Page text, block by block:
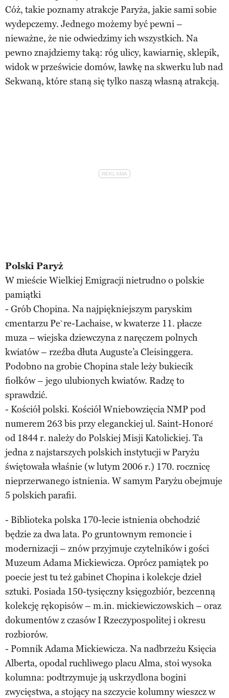
Cóż, takie poznamy atrakcje Paryża, jakie sami sobie
wydepczemy. Jednego możemy być pewni –
nieważne, że nie odwiedzimy ich wszystkich. Na
pewno znajdziemy taką: róg ulicy, kawiarnię, sklepik,
widok w prześwicie domów, ławkę na skwerku lub nad
Sekwaną, które staną się tylko naszą własną atrakcją.
Polski Paryż
W mieście Wielkiej Emigracji nietrudno o polskie
pamiątki
- Grób Chopina. Na najpiękniejszym paryskim
cmentarzu Pe`re-Lachaise, w kwaterze 11. płacze
muza – wiejska dziewczyna z naręczem polnych
kwiatów – rzeźba dłuta Auguste’a Cleisinggera.
Podobno na grobie Chopina stale leży bukiecik
fiołków – jego ulubionych kwiatów. Radzę to
sprawdzić.
- Kościół polski. Kościół Wniebowzięcia NMP pod
numerem 263 bis przy eleganckiej ul. Saint-Honoré
od 1844 r. należy do Polskiej Misji Katolickiej. Ta
jedna z najstarszych polskich instytucji w Paryżu
świętowała właśnie (w lutym 2006 r.) 170. rocznicę
nieprzerwanego istnienia. W samym Paryżu obejmuje
5 polskich parafii.
- Biblioteka polska 170-lecie istnienia obchodzić
będzie za dwa lata. Po gruntownym remoncie i
modernizacji – znów przyjmuje czytelników i gości
Muzeum Adama Mickiewicza. Oprócz pamiątek po
poecie jest tu też gabinet Chopina i kolekcje dzieł
sztuki. Posiada 150-tysięczny księgozbiór, bezcenną
kolekcję rękopisów – m.in. mickiewiczowskich – oraz
dokumentów z czasów I Rzeczypospolitej i okresu
rozbiorów.
- Pomnik Adama Mickiewicza. Na nadbrzeżu Księcia
Alberta, opodal ruchliwego placu Alma, stoi wysoka
kolumna: podtrzymuje ją uskrzydlona bogini
zwycięstwa, a stojący na szczycie kolumny wieszcz w